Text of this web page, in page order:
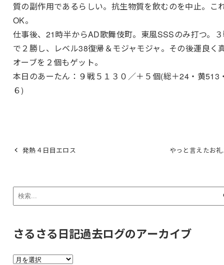
質の副作用であるらしい。抗生物質を飲むのを中止。こ
OK。
仕事後、21時半からAD歌舞伎町。東風SSSのみ打つ。
で２勝し、レベル38復帰＆モジャモジャ。その後運良く
オーブを２個もゲット。
本日のあーたん：９戦５１３０／＋５個(総＋24・黄513
６)
発熱４日目エロス やっと言えたお
さるさる日記過去ログのアーカイブ
さ